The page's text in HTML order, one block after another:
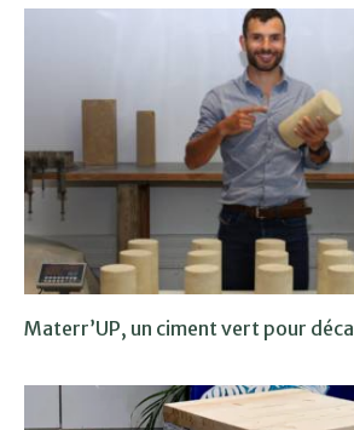
Materr’UP, un ciment vert pour